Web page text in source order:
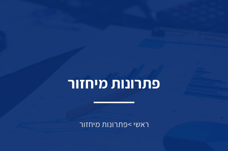
פתרונות מיחזור
ראשי>פתרונות מיחזור